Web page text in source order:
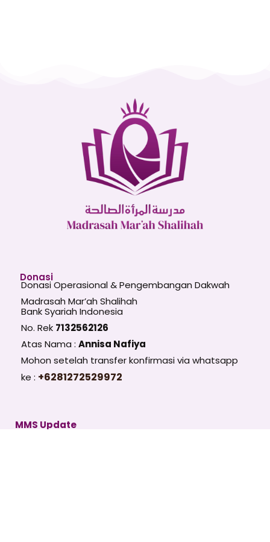
Donasi
Donasi Operasional & Pengembangan Dakwah
Madrasah Mar’ah Shalihah
Bank Syariah Indonesia
No. Rek 7132562126
Atas Nama : Annisa Nafiya
Mohon setelah transfer konfirmasi via whatsapp
ke : +6281272529972
MMS Update